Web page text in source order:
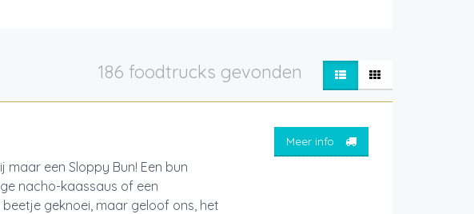
186 foodtrucks gevonden
een Sloppy Bun! Een bun
nacho-kaassaus of een
geknoei, maar geloof ons, het
Meer info